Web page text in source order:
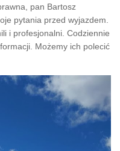
pan Bartosz
pytania przed wyjazdem.
i profesjonalni. Codziennie
Możemy ich polecić